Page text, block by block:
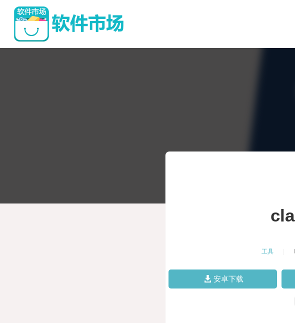
工具
安卓下载